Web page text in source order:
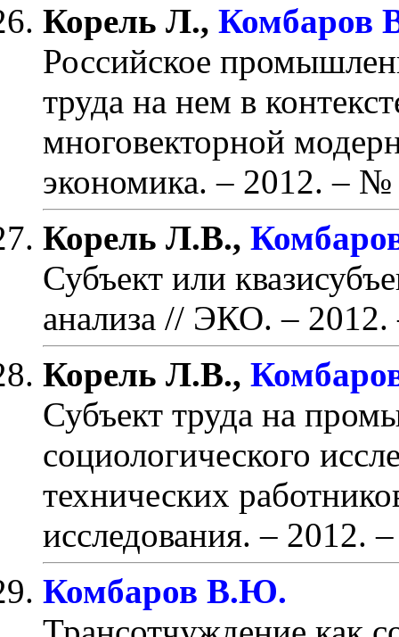
Корель Л., Комбаров
Российское
труда на нем в
многовекторной
экономика. – 2012. – №
Корель Л.В.,
Субъект или
анализа // ЭКО. –
Корель Л.В.,
Субъект труда на
социологического
технических
исследования. – 2012.
Комбаров В.Ю.